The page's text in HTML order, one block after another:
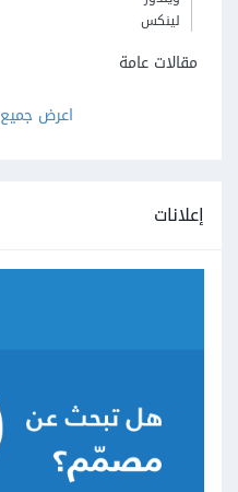
لينكس
مقالات عامة
اعرض
إعلانات